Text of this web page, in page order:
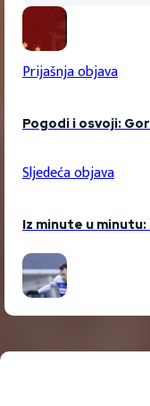
Prijašnja objava
Pogodi i osvoji:
Sljedeća objava
Iz minute u